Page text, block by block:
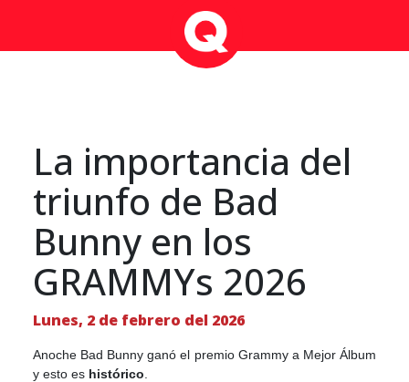
La importancia del
triunfo de Bad
Bunny en los
GRAMMYs 2026
Lunes, 2 de febrero del 2026
Anoche Bad Bunny ganó el premio Grammy a Mejor Álbum
y esto es histórico